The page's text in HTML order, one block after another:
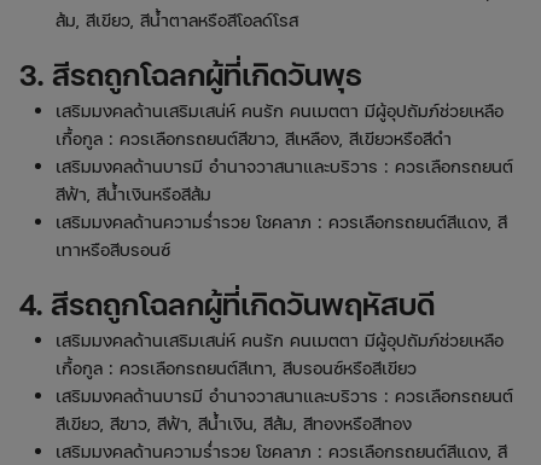
ส้ม, สีเขียว, สีน้ำตาลหรือสีโอลด์โรส
3. สีรถถูกโฉลกผู้ที่เกิดวันพุธ
เสริมมงคลด้านเสริมเสน่ห์ คนรัก คนเมตตา มีผู้อุปถัมภ์ช่วยเหลือ
เกื้อกูล : ควรเลือกรถยนต์สีขาว, สีเหลือง, สีเขียวหรือสีดำ
เสริมมงคลด้านบารมี อำนาจวาสนาและบริวาร : ควรเลือกรถยนต์
สีฟ้า, สีน้ำเงินหรือสีส้ม
เสริมมงคลด้านความร่ำรวย โชคลาภ : ควรเลือกรถยนต์สีแดง, สี
เทาหรือสีบรอนซ์
4. สีรถถูกโฉลกผู้ที่เกิดวันพฤหัสบดี
เสริมมงคลด้านเสริมเสน่ห์ คนรัก คนเมตตา มีผู้อุปถัมภ์ช่วยเหลือ
เกื้อกูล : ควรเลือกรถยนต์สีเทา, สีบรอนซ์หรือสีเขียว
เสริมมงคลด้านบารมี อำนาจวาสนาและบริวาร : ควรเลือกรถยนต์
สีเขียว, สีขาว, สีฟ้า, สีน้ำเงิน, สีส้ม, สีทองหรือสีทอง
เสริมมงคลด้านความร่ำรวย โชคลาภ : ควรเลือกรถยนต์สีแดง, สี